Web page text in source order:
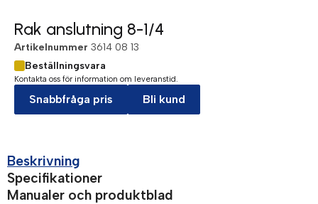
Rak anslutning 8-1/4
Artikelnummer 3614 08 13
Beställningsvara
Kontakta oss för information om leveranstid.
Snabbfråga pris Bli kund
Beskrivning
Specifikationer
Manualer och produktblad